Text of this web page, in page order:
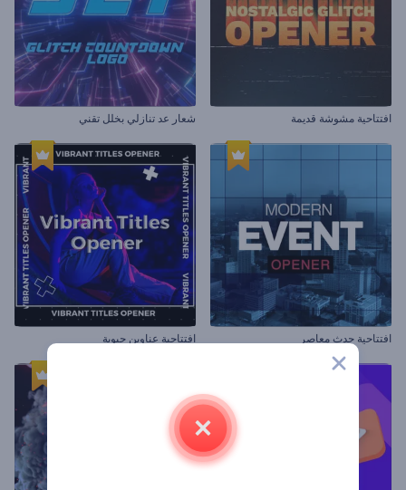
افتتاحية مشوشة قديمة شعار عد تنازلي بخلل تقني
افتتاحية حدث معاصر افتتاحية عناوين حيوية